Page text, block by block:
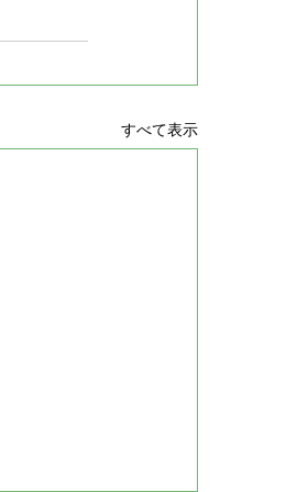
すべて表示